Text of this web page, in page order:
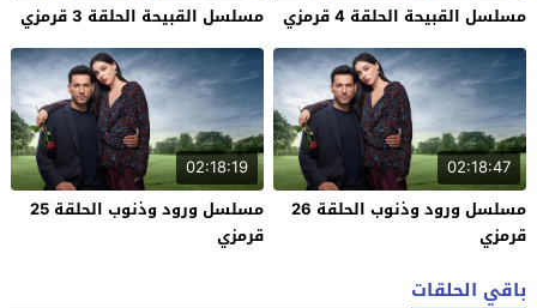
مسلسل القبيحة الحلقة 4 قرمزي
مسلسل القبيحة الحلقة 3 قرمزي
02:18:47
مسلسل ورود وذنوب الحلقة 26
قرمزي
02:18:19
مسلسل ورود وذنوب الحلقة 25
قرمزي
باقي الحلقات